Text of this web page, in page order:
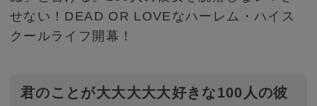
せない！DEAD OR LOVEなハーレム・ハイス
クールライフ開幕！
君のことが大大大大大好きな100人の彼